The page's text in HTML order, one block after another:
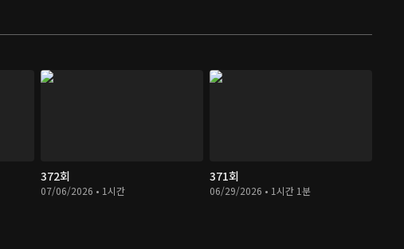
372회
07/06/2026 • 1시간
371회
06/29/2026 • 1시간 1분